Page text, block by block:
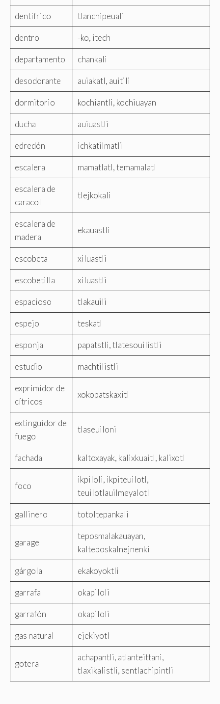
dentífrico tlanchipeuali
dentro -ko, itech
departamento chankali
desodorante auiakatl, auitili
dormitorio kochiantli, kochiuayan
ducha auiuastli
edredón ichkatilmatli
escalera mamatlatl, temamalatl
escalera de
caracol
tlejkokali
escalera de
madera
ekauastli
escobeta xiluastli
escobetilla xiluastli
espacioso tlakauili
espejo teskatl
esponja papatstli, tlatesouilistli
estudio machtilistli
exprimidor de
cítricos
xokopatskaxitl
extinguidor de
fuego
tlaseuiloni
fachada kaltoxayak, kalixkuaitl, kalixotl
foco
ikpiloli, ikpiteuilotl,
teuilotlauilmeyalotl
gallinero totoltepankali
garage
teposmalakauayan,
kalteposkalnejnenki
gárgola ekakoyoktli
garrafa okapiloli
garrafón okapiloli
gas natural ejekiyotl
gotera
achapantli, atlanteittani,
tlaxikalistli, sentlachipintli